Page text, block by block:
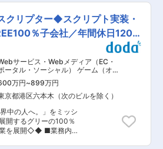
囲：会社の定める業務
計画から実行まで、全
きます。 ※未経験の方
作業からスタートして
トのプランニングや進
役割をお任せしていき
作成。各ゲームの特性
定します。 ・テスト進
ルを管理し、問題が
を行います。 ・テスト
特に格闘ゲームやアク
ティを意識したテスト
告…発見したバグを開
再テストを繰り返しま
上提案…バグ報告だけ
ゲームバランスに問題
クリプター◆スクリプト実装・
％子会社／年間休日120
サービス・Webメディア（EC・
ータル・ソーシャル） ゲーム（オン
イン・ソーシャル）
デバック
万円~899万円
京都港区六本木（次のビルを除く）
中の人へ。」をミッシ
開するグリーの100％
開◇◆ ■業務内